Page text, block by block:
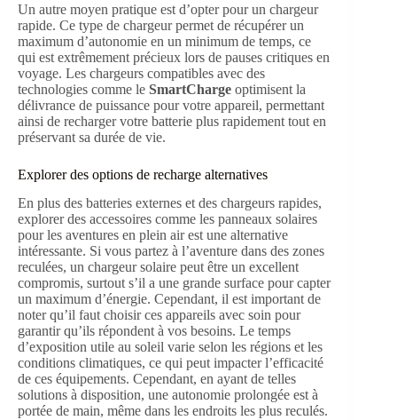
Un autre moyen pratique est d’opter pour un chargeur
rapide. Ce type de chargeur permet de récupérer un
maximum d’autonomie en un minimum de temps, ce
qui est extrêmement précieux lors de pauses critiques en
voyage. Les chargeurs compatibles avec des
technologies comme le SmartCharge optimisent la
délivrance de puissance pour votre appareil, permettant
ainsi de recharger votre batterie plus rapidement tout en
préservant sa durée de vie.
Explorer des options de recharge alternatives
En plus des batteries externes et des chargeurs rapides,
explorer des accessoires comme les panneaux solaires
pour les aventures en plein air est une alternative
intéressante. Si vous partez à l’aventure dans des zones
reculées, un chargeur solaire peut être un excellent
compromis, surtout s’il a une grande surface pour capter
un maximum d’énergie. Cependant, il est important de
noter qu’il faut choisir ces appareils avec soin pour
garantir qu’ils répondent à vos besoins. Le temps
d’exposition utile au soleil varie selon les régions et les
conditions climatiques, ce qui peut impacter l’efficacité
de ces équipements. Cependant, en ayant de telles
solutions à disposition, une autonomie prolongée est à
portée de main, même dans les endroits les plus reculés.